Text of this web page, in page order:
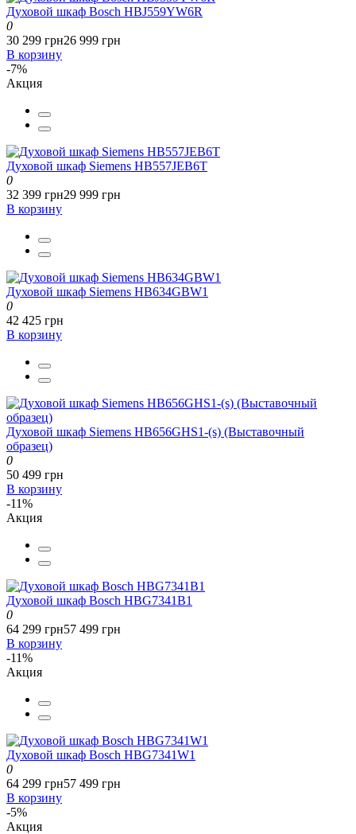
Духовой шкаф Bosch HBJ559YW6R
0
30 299 грн26 999 грн
В корзину
-7%
Акция
Духовой шкаф Siemens HB557JEB6T
0
32 399 грн29 999 грн
В корзину
Духовой шкаф Siemens HB634GBW1
0
42 425 грн
В корзину
Духовой шкаф Siemens HB656GHS1-(s) (Выставочный
образец)
0
50 499 грн
В корзину
-11%
Акция
Духовой шкаф Bosch HBG7341B1
0
64 299 грн57 499 грн
В корзину
-11%
Акция
Духовой шкаф Bosch HBG7341W1
0
64 299 грн57 499 грн
В корзину
-5%
Акция